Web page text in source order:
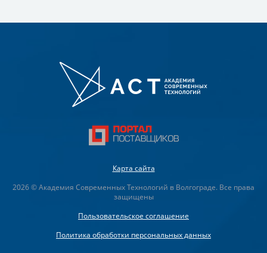
Карта сайта
2026 © Академия Современных Технологий в Волгограде. Все права
защищены
Пользовательское соглашение
Политика обработки персональных данных